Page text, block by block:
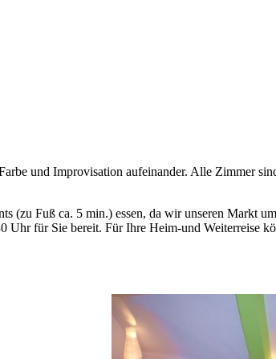
und Improvisation aufeinander. Alle Zimmer
(zu Fuß ca. 5 min.) essen, da wir unseren Markt
Uhr für Sie bereit. Für Ihre Heim-und Weiterreise